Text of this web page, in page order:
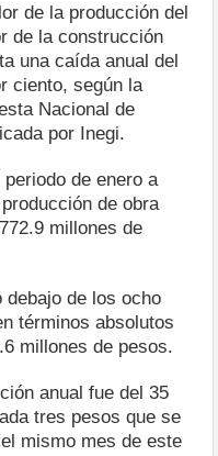
de la producción del
de la construcción
una caída anual del
ciento, según la
Nacional de
por Inegi.
de enero a
de obra
millones de
de los ocho
términos absolutos
millones de pesos.
anual fue del 35
tres pesos que se
mismo mes de este